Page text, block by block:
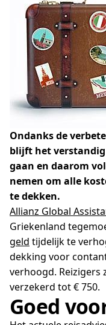
Ondanks de
blijft het verstandig
gaan en daarom
nemen om alle
te dekken.
Allianz Global
Griekenland
geld tijdelijk te
dekking voor
verhoogd. Reizigers
verzekerd tot € 750.
Goed